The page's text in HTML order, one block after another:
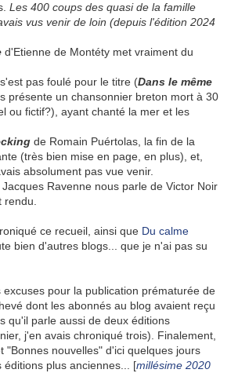
Les 400 coups des quasi de la famille
vus venir de loin (depuis l'édition 2024
d'Etienne de Montéty met vraiment du
pas foulé pour le titre (Dans le même
présente un chansonnier breton mort à 30
ou fictif?), ayant chanté la mer et les
de Romain Puértolas, la fin de la
(très bien mise en page, en plus), et,
absolument pas vue venir.
Jacques Ravenne nous parle de Victor Noir
ce recueil, ainsi que Du calme
bien d'autres blogs... que je n'ai pas su
excuses pour la publication prématurée de
dont les abonnés au blog avaient reçu
qu'il parle aussi de deux éditions
j'en avais chroniqué trois). Finalement,
"Bonnes nouvelles" d'ici quelques jours
éditions plus anciennes... [millésime 2020